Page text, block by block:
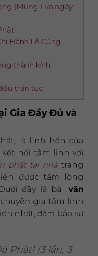
(Mùng 1 và ngày
Hành Lễ Cúng
thành kính
trần tục
Gia Đầy Đủ và
là linh hồn của
nối tâm linh với
phật tại nhàtrang
được tấm lòng
đây là bài văn
chuyên gia tâm linh
nhất, đảm bảo sự
Phật! (3 lần, 3